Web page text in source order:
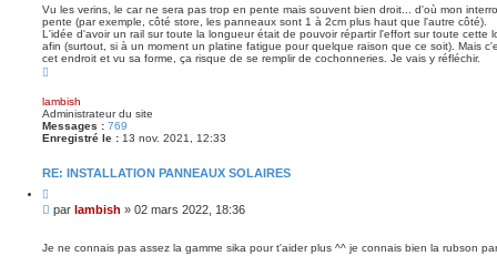
e
Vu les verins, le car ne sera pas trop en pente mais souvent bien droit... d'où mon
pente (par exemple, côté store, les panneaux sont 1 à 2cm plus haut que l'autre côté).
L'idée d'avoir un rail sur toute la longueur était de pouvoir répartir l'effort sur toute cette
afin (surtout, si à un moment un platine fatigue pour quelque raison que ce soit). Mais
cet endroit et vu sa forme, ça risque de se remplir de cochonneries. Je vais y réfléchir.
t
lambish
Administrateur du site
Messages : 769
Enregistré le : 13 nov. 2021, 12:33
RE: INSTALLATION PANNEAUX SOLAIRES
i
t
M
par lambish » 02 mars 2022, 18:36
Je ne connais pas assez la gamme sika pour t'aider plus ^^ je connais bien la rubson